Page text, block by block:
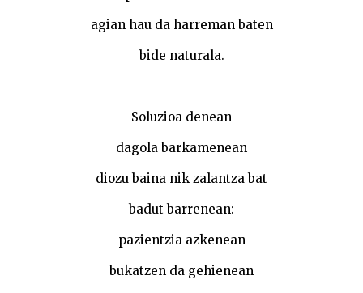
agian hau da harreman baten
bide naturala.
Soluzioa denean
dagola barkamenean
diozu baina nik zalantza bat
badut barrenean:
pazientzia azkenean
bukatzen da gehienean